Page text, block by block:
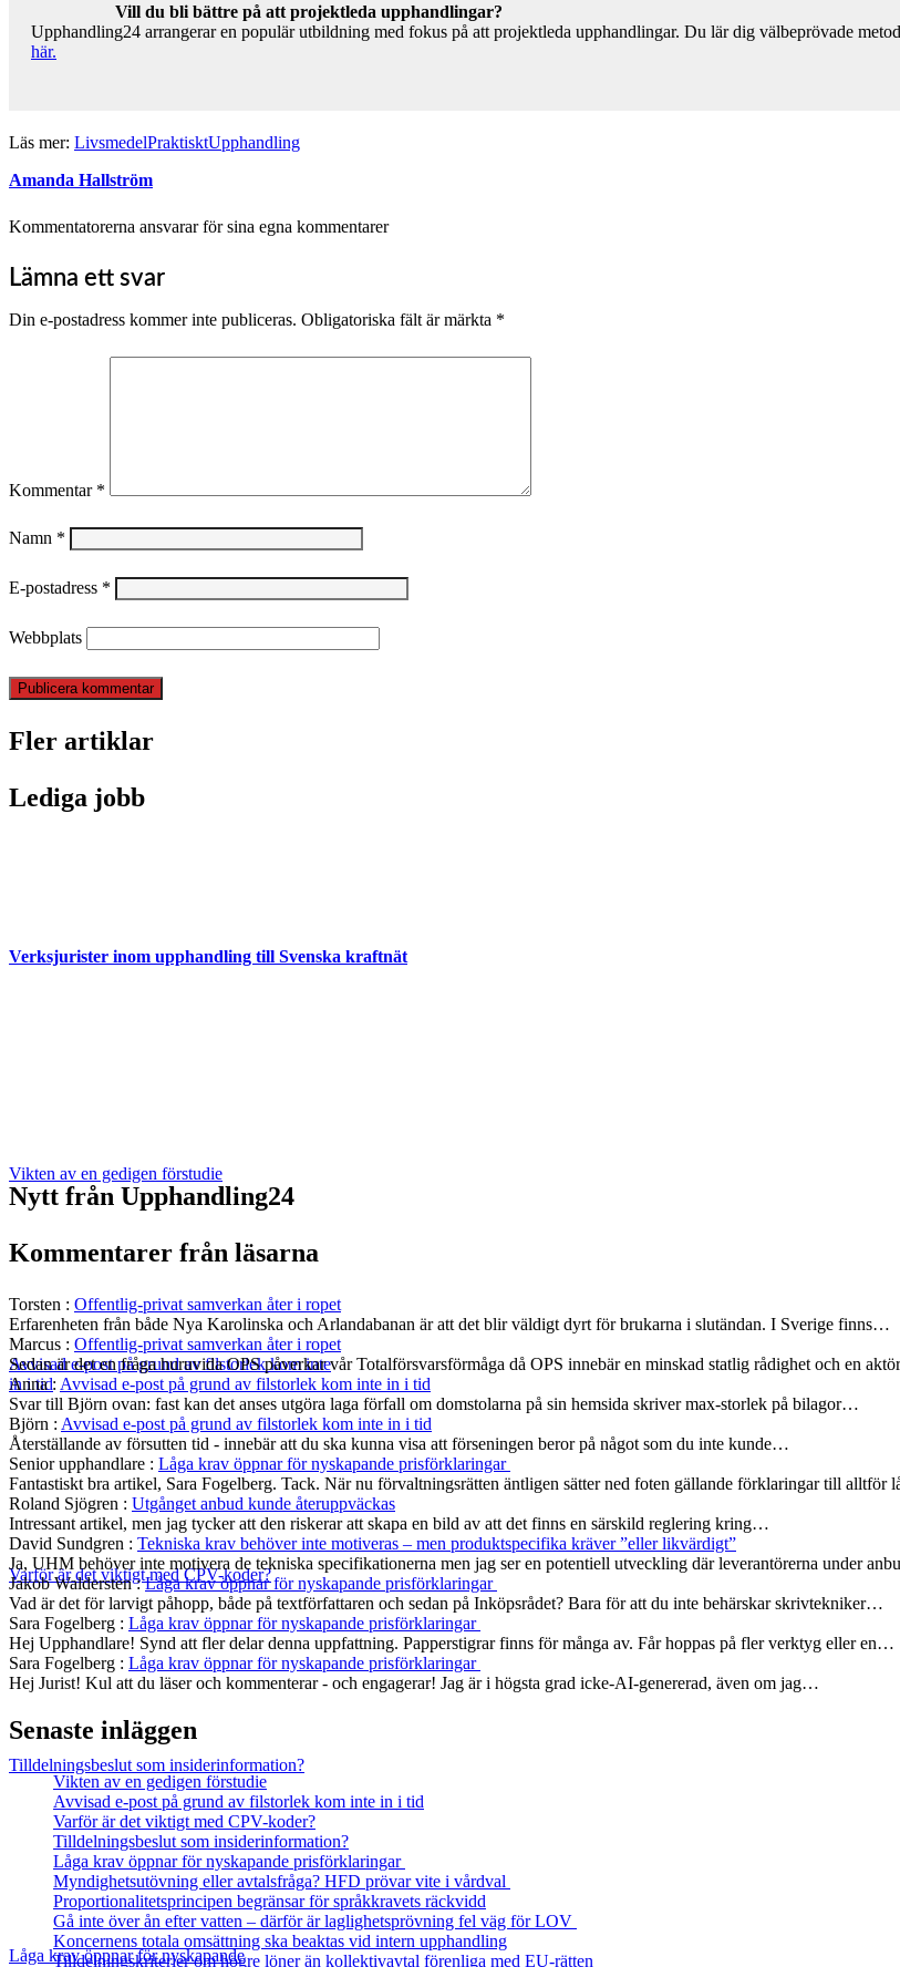
Vill du bli bättre på att projektleda upphandlingar?
Upphandling24 arrangerar en populär utbildning med fokus på att projektleda upphandlingar. Du lär dig välbeprövade
här.
Läs mer: LivsmedelPraktisktUpphandling
Amanda Hallström
Kommentatorerna ansvarar för sina egna kommentarer
Lämna ett svar
Din e-postadress kommer inte publiceras. Obligatoriska fält är märkta *
Kommentar *
Namn *
E-postadress *
Webbplats
Fler artiklar
Lediga jobb
Verksjurister inom upphandling till Svenska kraftnät
Vikten av en gedigen förstudie
Avvisad e-post på grund av filstorlek kom inte
in i tid
Varför är det viktigt med CPV-koder?
Tilldelningsbeslut som insiderinformation?
Låga krav öppnar för nyskapande
Nytt från Upphandling24
Kommentarer från läsarna
Torsten : Offentlig-privat samverkan åter i ropet
Erfarenheten från både Nya Karolinska och Arlandabanan är att det blir väldigt dyrt för brukarna i slutändan. I Sverige finns…
Marcus : Offentlig-privat samverkan åter i ropet
Sedan är det en fråga huruvida OPS påverkar vår Totalförsvarsförmåga då OPS innebär en minskad statlig rådighet och en
Anna: Avvisad e-post på grund av filstorlek kom inte in i tid
Svar till Björn ovan: fast kan det anses utgöra laga förfall om domstolarna på sin hemsida skriver max-storlek på bilagor…
Björn : Avvisad e-post på grund av filstorlek kom inte in i tid
Återställande av försutten tid - innebär att du ska kunna visa att förseningen beror på något som du inte kunde…
Senior upphandlare : Låga krav öppnar för nyskapande prisförklaringar
Fantastiskt bra artikel, Sara Fogelberg. Tack. När nu förvaltningsrätten äntligen sätter ned foten gällande förklaringar till alltför
Roland Sjögren : Utgånget anbud kunde återuppväckas
Intressant artikel, men jag tycker att den riskerar att skapa en bild av att det finns en särskild reglering kring…
David Sundgren : Tekniska krav behöver inte motiveras – men produktspecifika kräver ”eller likvärdigt”
Ja, UHM behöver inte motivera de tekniska specifikationerna men jag ser en potentiell utveckling där leverantörerna under
Jakob Waldersten:Låga krav öppnar för nyskapande prisförklaringar
Vad är det för larvigt påhopp, både på textförfattaren och sedan på Inköpsrådet? Bara för att du inte behärskar skrivtekniker…
Sara Fogelberg : Låga krav öppnar för nyskapande prisförklaringar
Hej Upphandlare! Synd att fler delar denna uppfattning. Papperstigrar finns för många av. Får hoppas på fler verktyg eller en…
Sara Fogelberg : Låga krav öppnar för nyskapande prisförklaringar
Hej Jurist! Kul att du läser och kommenterar - och engagerar! Jag är i högsta grad icke-AI-genererad, även om jag…
Senaste inläggen
Vikten av en gedigen förstudie
Avvisad e-post på grund av filstorlek kom inte in i tid
Varför är det viktigt med CPV-koder?
Tilldelningsbeslut som insiderinformation?
Låga krav öppnar för nyskapande prisförklaringar
Myndighetsutövning eller avtalsfråga? HFD prövar vite i vårdval
Proportionalitetsprincipen begränsar för språkkravets räckvidd
Gå inte över ån efter vatten – därför är laglighetsprövning fel väg för LOV
Koncernens totala omsättning ska beaktas vid intern upphandling
Tilldelningskriterier om högre löner än kollektivavtal förenliga med EU‑rätten